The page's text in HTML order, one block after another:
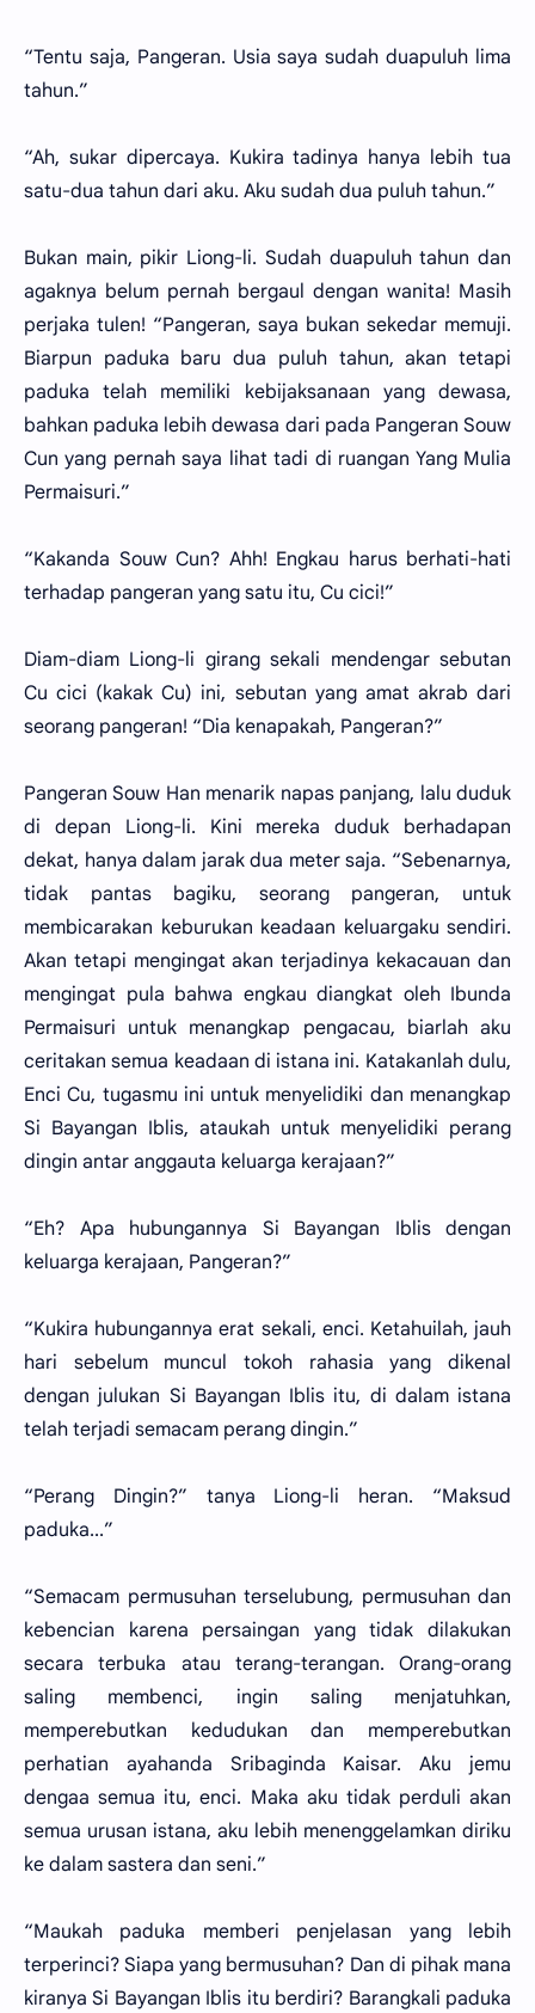
“Tentu saja, Pangeran. Usia saya sudah duapuluh lima
tahun.”
“Ah, sukar dipercaya. Kukira tadinya hanya lebih tua
satu-dua tahun dari aku. Aku sudah dua puluh tahun.”
Bukan main, pikir Liong-li. Sudah duapuluh tahun dan
agaknya belum pernah bergaul dengan wanita! Masih
perjaka tulen! “Pangeran, saya bukan sekedar memuji.
Biarpun paduka baru dua puluh tahun, akan tetapi
paduka telah memiliki kebijaksanaan yang dewasa,
bahkan paduka lebih dewasa dari pada Pangeran Souw
Cun yang pernah saya lihat tadi di ruangan Yang Mulia
Permaisuri.”
“Kakanda Souw Cun? Ahh! Engkau harus berhati-hati
terhadap pangeran yang satu itu, Cu cici!”
Diam-diam Liong-li girang sekali mendengar sebutan
Cu cici (kakak Cu) ini, sebutan yang amat akrab dari
seorang pangeran! “Dia kenapakah, Pangeran?”
Pangeran Souw Han menarik napas panjang, lalu duduk
di depan Liong-li. Kini mereka duduk berhadapan
dekat, hanya dalam jarak dua meter saja. “Sebenarnya,
tidak pantas bagiku, seorang pangeran, untuk
membicarakan keburukan keadaan keluargaku sendiri.
Akan tetapi mengingat akan terjadinya kekacauan dan
mengingat pula bahwa engkau diangkat oleh Ibunda
Permaisuri untuk menangkap pengacau, biarlah aku
ceritakan semua keadaan di istana ini. Katakanlah dulu,
Enci Cu, tugasmu ini untuk menyelidiki dan menangkap
Si Bayangan Iblis, ataukah untuk menyelidiki perang
dingin antar anggauta keluarga kerajaan?”
“Eh? Apa hubungannya Si Bayangan Iblis dengan
keluarga kerajaan, Pangeran?”
“Kukira hubungannya erat sekali, enci. Ketahuilah, jauh
hari sebelum muncul tokoh rahasia yang dikenal
dengan julukan Si Bayangan Iblis itu, di dalam istana
telah terjadi semacam perang dingin.”
“Perang Dingin?” tanya Liong-li heran. “Maksud
paduka...”
“Semacam permusuhan terselubung, permusuhan dan
kebencian karena persaingan yang tidak dilakukan
secara terbuka atau terang-terangan. Orang-orang
saling membenci, ingin saling menjatuhkan,
memperebutkan kedudukan dan memperebutkan
perhatian ayahanda Sribaginda Kaisar. Aku jemu
dengaa semua itu, enci. Maka aku tidak perduli akan
semua urusan istana, aku lebih menenggelamkan diriku
ke dalam sastera dan seni.”
“Maukah paduka memberi penjelasan yang lebih
terperinci? Siapa yang bermusuhan? Dan di pihak mana
kiranya Si Bayangan Iblis itu berdiri? Barangkali paduka